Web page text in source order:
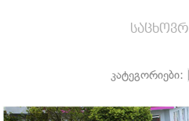
კატეგორიები: